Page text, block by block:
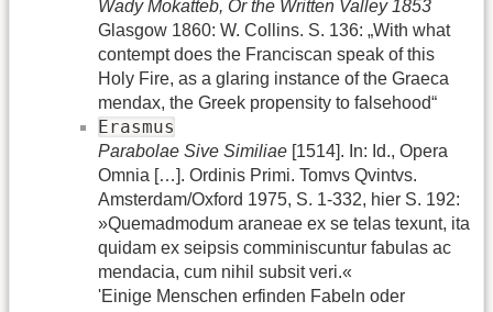
Wady Mokatteb, Or the Written Valley 1853
Glasgow 1860: W. Collins. S. 136: „With what
contempt does the Franciscan speak of this
Holy Fire, as a glaring instance of the Graeca
mendax, the Greek propensity to falsehood“
Erasmus
Parabolae Sive Similiae [1514]. In: Id., Opera
Omnia […]. Ordinis Primi. Tomvs Qvintvs.
Amsterdam/Oxford 1975, S. 1-332, hier S. 192:
»Quemadmodum araneae ex se telas texunt, ita
quidam ex seipsis comminiscuntur fabulas ac
mendacia, cum nihil subsit veri.«
'Einige Menschen erfinden Fabeln oder